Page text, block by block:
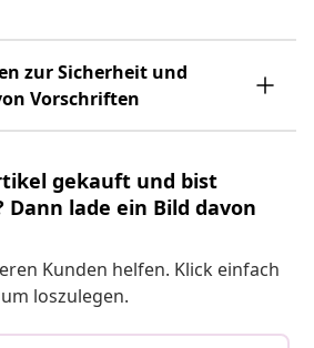
zur Sicherheit und
Vorschriften
gekauft und bist
lade ein Bild davon
Kunden helfen. Klick einfach
loszulegen.